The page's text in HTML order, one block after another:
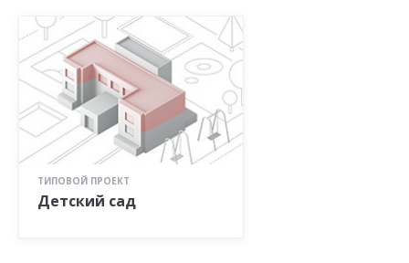
ТИПОВОЙ ПРОЕКТ
Детский сад